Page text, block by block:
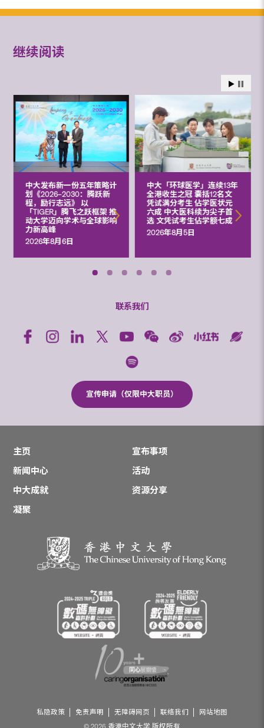
继续阅读
中大发布新一份五年策略计
划《2026‒2030：腾跃新
程，励行志远》 以
「TIGER」腾飞之跃框架 推
动大学迈向学术与全球影响
力新高峰
2026年8月6日
中大「环球医学」连续13年
全港收生之冠 囊括12名文
凭试满分考生 佔学医状元
六成 中大医科续为尖子首
选 文凭试考生佔学额七成
2026年8月5日
联系我们
宣传申请（仅限中大职员）
主页
宣布事项
新闻中心
活动
中大成就
资源分享
凝聚
私隐政策 免责声明 无障碍网页 联络我们
网站地图
© 2026 香港中文大学 版权所有